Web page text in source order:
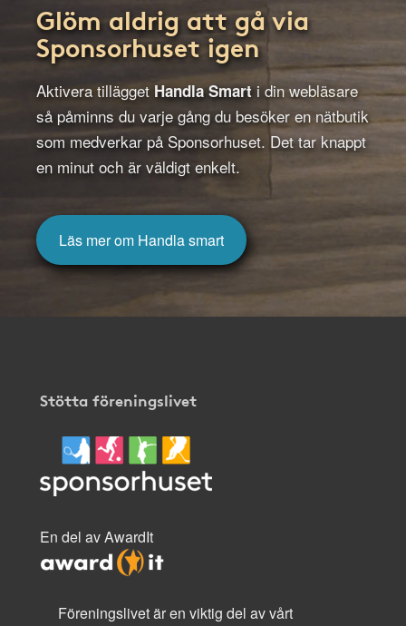
Glöm aldrig att gå via
Sponsorhuset igen
Aktivera tillägget Handla Smarti din webläsare
så påminns du varje gång du besöker en nätbutik
som medverkar på Sponsorhuset. Det tar knappt
en minut och är väldigt enkelt.
Läs mer om Handla smart
Stötta föreningslivet
En del av AwardIt
Föreningslivet är en viktig del av vårt